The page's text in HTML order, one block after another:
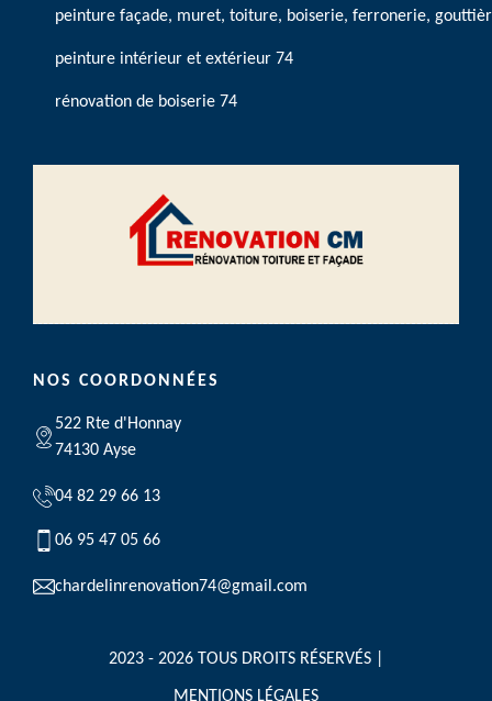
peinture façade, muret, toiture, boiserie, ferronerie,
peinture intérieur et extérieur 74
rénovation de boiserie 74
NOS COORDONNÉES
522 Rte d'Honnay
74130 Ayse
04 82 29 66 13
06 95 47 05 66
chardelinrenovation74@gmail.com
2023 - 2026 TOUS DROITS RÉSERVÉS |
MENTIONS LÉGALES